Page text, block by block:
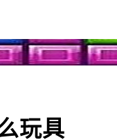
玩具